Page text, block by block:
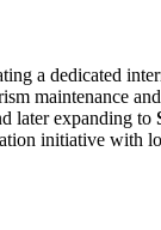
a dedicated
maintenance
later expanding to
initiative with